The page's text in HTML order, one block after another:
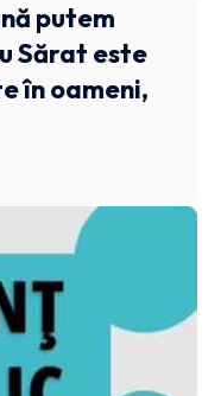
putem
Sărat este
în oameni,